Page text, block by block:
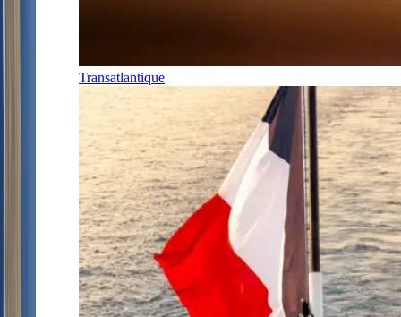
Transatlantique